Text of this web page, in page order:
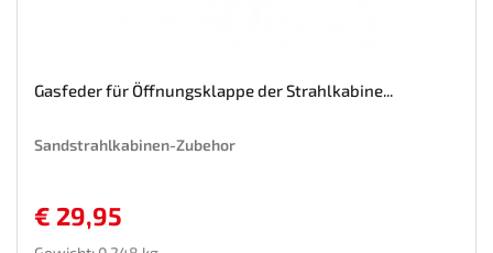
Gasfeder für Öffnungsklappe der Strahlkabine...
Sandstrahlkabinen-Zubehor
€ 29,95